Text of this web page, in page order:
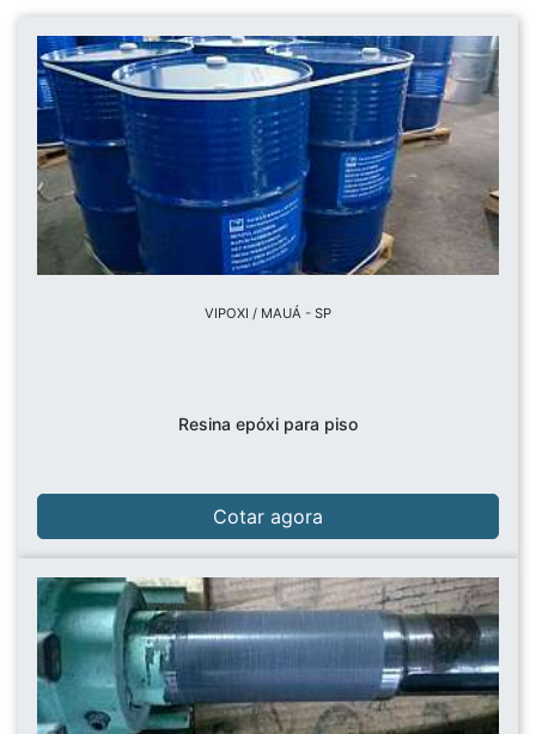
VIPOXI / MAUÁ - SP
Resina epóxi para piso
Cotar agora